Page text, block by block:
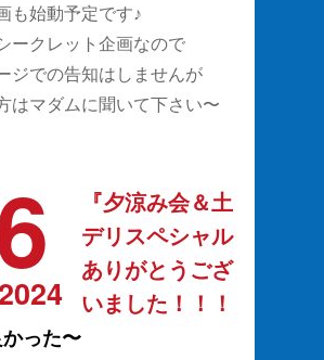
も始動予定です♪
ークレット企画なので
ジでの告知はしませんが
はマダムに聞いて下さい〜
『夕涼み会＆土
デリスペシャル
ありがとうござ
いました！！！
った〜